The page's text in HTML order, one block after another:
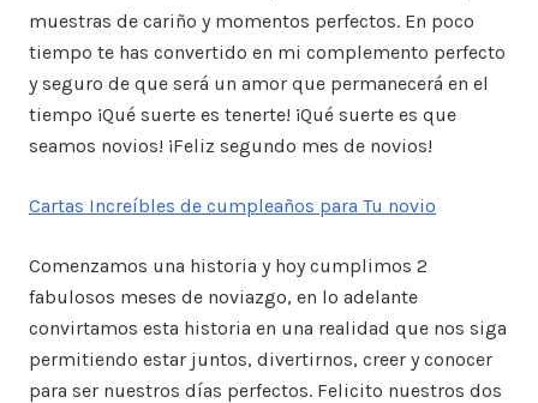
muestras de cariño y momentos perfectos. En poco
tiempo te has convertido en mi complemento perfecto
y seguro de que será un amor que permanecerá en el
tiempo ¡Qué suerte es tenerte! ¡Qué suerte es que
seamos novios! ¡Feliz segundo mes de novios!
Cartas Increíbles de cumpleaños para Tu novio
Comenzamos una historia y hoy cumplimos 2
fabulosos meses de noviazgo, en lo adelante
convirtamos esta historia en una realidad que nos siga
permitiendo estar juntos, divertirnos, creer y conocer
para ser nuestros días perfectos. Felicito nuestros dos